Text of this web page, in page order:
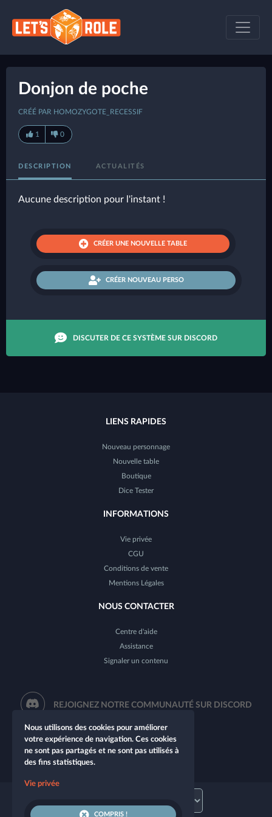
Donjon de poche
CRÉÉ PAR HOMOZYGOTE_RECESSIF
1 0
DESCRIPTION ACTUALITÉS
Aucune description pour l'instant !
CRÉER UNE NOUVELLE TABLE
CRÉER NOUVEAU PERSO
DISCUTER DE CE SYSTÈME SUR DISCORD
LIENS RAPIDES
Nouveau personnage
Nouvelle table
Boutique
Dice Tester
INFORMATIONS
Vie privée
CGU
Conditions de vente
Mentions Légales
NOUS CONTACTER
Centre d'aide
Assistance
Signaler un contenu
REJOIGNEZ NOTRE COMMUNAUTÉ SUR DISCORD
Nous utilisons des cookies pour améliorer
votre expérience de navigation. Ces cookies
ne sont pas partagés et ne sont pas utilisés à
des fins statistiques.
Vie privée
COMPRIS !